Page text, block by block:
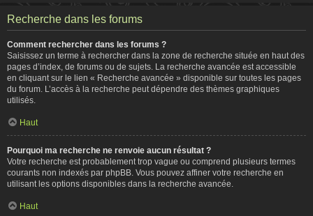
Recherche dans les forums
Comment rechercher dans les forums ?
Saisissez un terme à rechercher dans la zone de recherche située en haut des
pages d’index, de forums ou de sujets. La recherche avancée est accessible
en cliquant sur le lien « Recherche avancée » disponible sur toutes les pages
du forum. L’accès à la recherche peut dépendre des thèmes graphiques
utilisés.
Haut
Pourquoi ma recherche ne renvoie aucun résultat ?
Votre recherche est probablement trop vague ou comprend plusieurs termes
courants non indexés par phpBB. Vous pouvez affiner votre recherche en
utilisant les options disponibles dans la recherche avancée.
Haut